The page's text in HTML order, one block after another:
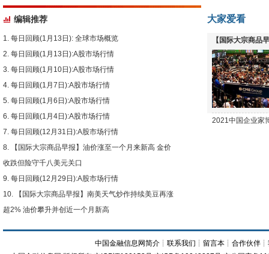
编辑推荐
每日回顾(1月13日): 全球市场概览
每日回顾(1月13日):A股市场行情
每日回顾(1月10日):A股市场行情
每日回顾(1月7日):A股市场行情
每日回顾(1月6日):A股市场行情
每日回顾(1月4日):A股市场行情
每日回顾(12月31日):A股市场行情
【国际大宗商品早报】油价涨至一个月来新高 金价
收跌但险守千八美元关口
每日回顾(12月29日):A股市场行情
【国际大宗商品早报】南美天气炒作持续美豆再涨
超2% 油价攀升并创近一个月新高
大家爱看
【国际大宗商品
下跌
2021中国企业家
中国金融信息网简介 ┊联系我们 ┊ 留言本 ┊合作伙伴 ┊